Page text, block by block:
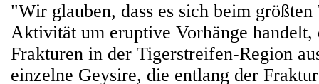
"Wir glauben, dass es sich beim
Aktivität um eruptive Vorhänge handelt,
Frakturen in der Tigerstreifen-Region
einzelne Geysire, die entlang der